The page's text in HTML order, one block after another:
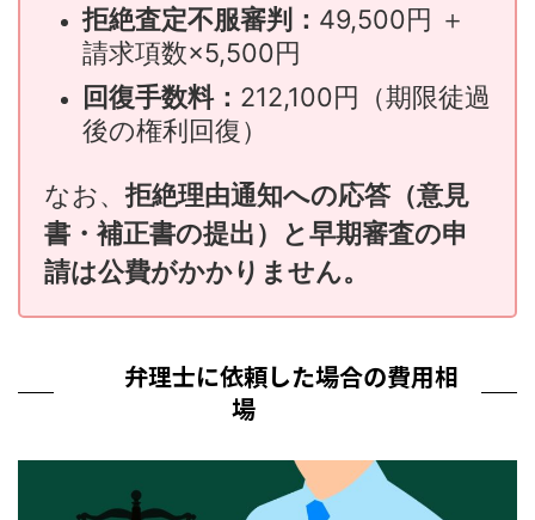
拒絶査定不服審判： 49,500円 ＋
請求項数×5,500円
回復手数料： 212,100円（期限徒過
後の権利回復）
なお、拒絶理由通知への応答（意見
書・補正書の提出）と早期審査の申
請は公費がかかりません。
弁理士に依頼した場合の費用相
場